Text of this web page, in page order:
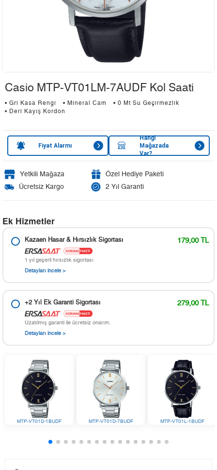
Casio MTP-VT01LM-7AUDF Kol Saati
• Gri Kasa Rengi • Mineral Cam
• 0 Mt Su Geçirmezlik
• Deri Kayış Kordon
Fiyat Alarmı
Hangi
Mağazada
Var?
Yetkili Mağaza
Özel Hediye Paketi
Ücretsiz Kargo
2 Yıl Garanti
Ek Hizmetler
Kazaen Hasar & Hırsızlık Sigortası 179,00 TL
1 yıl geçerli hırsızlık sigortası
Detayları incele >
+2 Yıl Ek Garanti Sigortası 279,00 TL
Uzatılmış garanti ile ücretsiz onarım.
Detayları incele >
MTP-VT01D-1BUDF MTP-VT01D-7BUDF MTP-VT01L-1BUDF